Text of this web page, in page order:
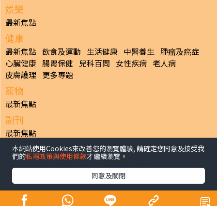
娛樂
最新焦點
健康
最新焦點 飲食及運動 生活健康 中醫養生 腫瘤及癌症
心臟健康 腸胃保健 兒科百問 女性疾病 老人病
皮膚護理 更多專題
寵物
最新焦點
副刊
最新焦點
日報
揭頁版 港聞 財經/地產 中國/國際
生活副刊
體育 專題/人物
香港經濟日報版權所有©2026
本網站使用Cookies來改善您的瀏覽體驗, 請確定您同意及接受我
們的私隱政策與使用條款才繼續瀏覽。
同意及關閉